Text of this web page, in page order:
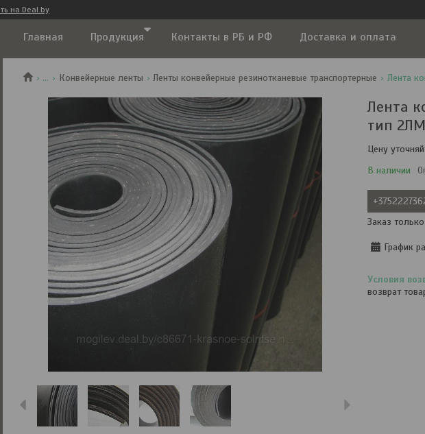
на Deal.by
Главная Продукция Контакты в РБ и РФ Доставка и оплата
... Конвейерные ленты Ленты конвейерные резинотканевые транспортерные
Лента
тип
Цену
В наличии
Заказ
График
возврат